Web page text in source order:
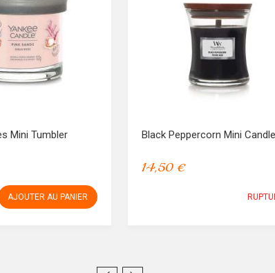
Mini Tumbler
AJOUTER AU PANIER
Black Peppercorn Mini Candle
14,50 €